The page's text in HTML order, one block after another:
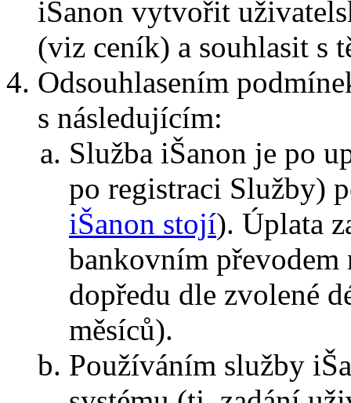
iŠanon vytvořit
(viz ceník) a souhlasit s
Odsouhlasením
s následujícím:
Služba iŠanon je po
po registraci Služby)
iŠanon stojí). Úplata
bankovním převodem
dopředu dle zvolené
měsíců).
Používáním služby